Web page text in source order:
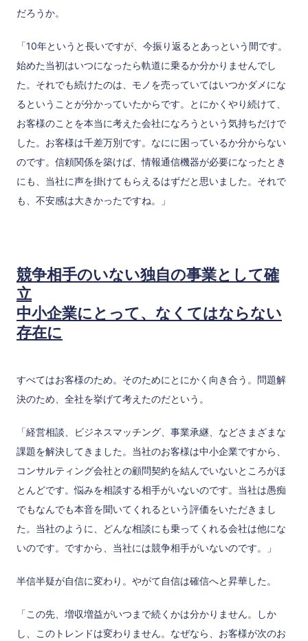
だろうか。
「10年というと長いですが、今振り返るとあっという間です。
始めた当初はいつになったら軌道に乗るか分かりませんでし
た。それでも続けたのは、モノを売っていてはいつかダメにな
るということが分かっていたからです。とにかくやり続けて、
お客様のことを本当に考えた会社になろうという気持ちだけで
した。お客様は千差万別です。なにに困っているか分からない
のです。信頼関係を築けば、情報通信機器が必要になったとき
にも、当社に声を掛けてもらえるはずだと思いました。それで
も、不安感は大きかったですね。」
競争相手のいない独自の事業として確
立
中小企業にとって、なくてはならない
存在に
すべてはお客様のため。そのためにとにかく向き合う。問題解
決のため、全社を挙げて考えたのだという。
「経営相談、ビジネスマッチング、事業承継、などさまざまな
課題を解決してきました。当社のお客様は中小企業ですから、
コンサルティング会社との顧問契約を結んでいないところがほ
とんどです。悩みを相談する相手がいないのです。当社は愚痴
でもなんでも本音を聞いてくれるという評価をいただきまし
た。当社のように、どんな相談にも乗ってくれる会社は他にな
いのです。ですから、当社には競争相手がいないのです。」
半信半疑が自信に変わり。やがて自信は確信へと昇華した。
「この先、増収増益がいつまで続くかは分かりません。しか
し、このトレンドは変わりません。なぜなら、お客様が次のお